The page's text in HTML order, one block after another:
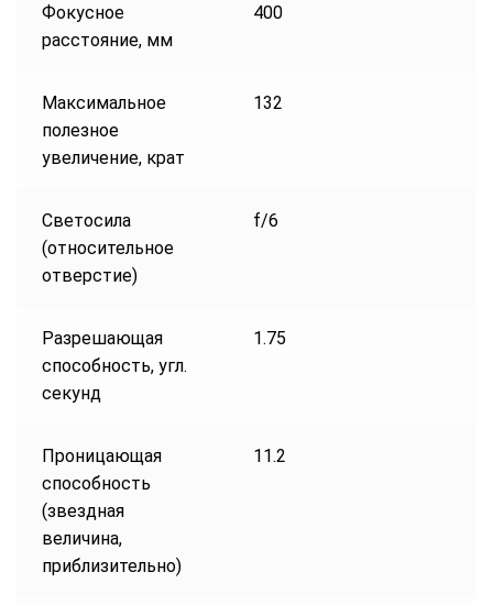
Фокусное
расстояние, мм
400
Максимальное
полезное
увеличение, крат
132
Светосила
(относительное
отверстие)
f/6
Разрешающая
способность, угл.
секунд
1.75
Проницающая
способность
(звездная
величина,
приблизительно)
11.2